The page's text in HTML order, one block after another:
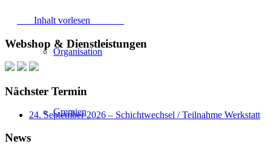
Organisation
Gremien
Inhalt vorlesen
Webshop & Dienstleistungen
Nächster Termin
24. September 2026 – Schichtwechsel / Teilnahme Werkstatt
News